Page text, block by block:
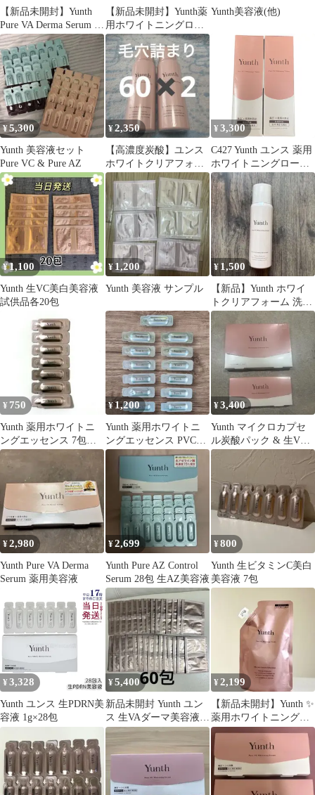
【新品未開封】Yunth
Pure VA Derma Serum 2
箱セット
【新品未開封】Yunth薬
用ホワイトニングロー
ションVCP120ml
Yunth美容液(他)
¥5,300
Yunth 美容液セット
Pure VC & Pure AZ
¥2,350
【高濃度炭酸】ユンス
ホワイトクリアフォー
ム60g2本
¥ 3,300
C427 Yunth ユンス 薬用
ホワイトニングローシ
ョン VCP 化粧水 120ml
2個セット
¥1,100
Yunth 生VC美白美容液
試供品各20包
¥1,200
Yunth 美容液 サンプル
¥ 1,500
【新品】Yunth ホワイ
トクリアフォーム 洗顔
料
¥ 750
Yunth 薬用ホワイトニ
ングエッセンス 7包セ
ット
¥1,200
Yunth 薬用ホワイトニ
ングエッセンス PVCa
13包
¥3,400
Yunth マイクロカプセ
ル炭酸パック & 生VC
美白美容液
¥2,980
Yunth Pure VA Derma
Serum 薬用美容液
¥2,699
Yunth Pure AZ Control
Serum 28包 生AZ美容液
¥800
Yunth 生ビタミンC美白
美容液 7包
¥3,328
Yunth ユンス 生PDRN美
容液 1g×28包
¥5,400
新品未開封 Yunth ユン
ス 生VAダーマ美容液
サンプル 60包
¥2,199
【新品未開封】Yunth ✨
薬用ホワイトニングロ
ーション 詰替え用
ユンス